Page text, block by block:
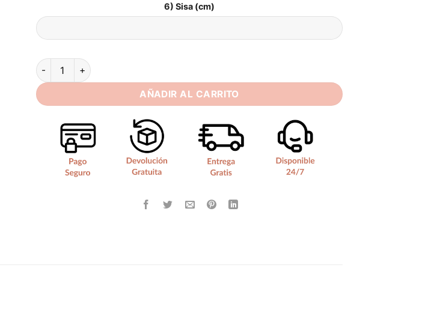
6) Sisa (cm)
Vintage O-Neck Wedding Dresses Plus Size 3/4 Sleeves Bride Gowns Back Button
AÑADIR AL CARRITO